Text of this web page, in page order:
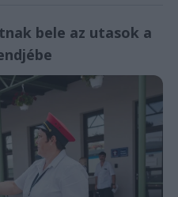
bele az utasok a